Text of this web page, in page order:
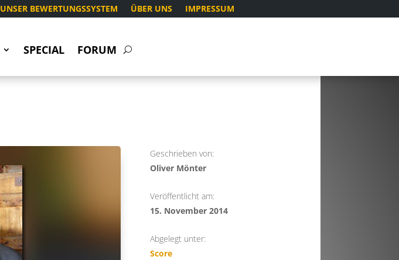
UNSER BEWERTUNGSSYSTEM ÜBER UNS IMPRESSUM
SPECIAL FORUM
Geschrieben von:
Oliver Mönter
Veröffentlicht am:
15. November 2014
Abgelegt unter:
Score